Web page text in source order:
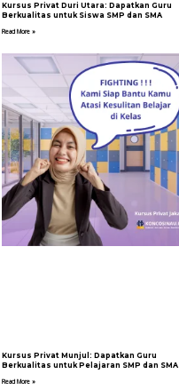
Kursus Privat Duri Utara: Dapatkan Guru
Berkualitas untuk Siswa SMP dan SMA
Read More »
Kursus Privat Munjul: Dapatkan Guru
Berkualitas untuk Pelajaran SMP dan SMA
Read More »